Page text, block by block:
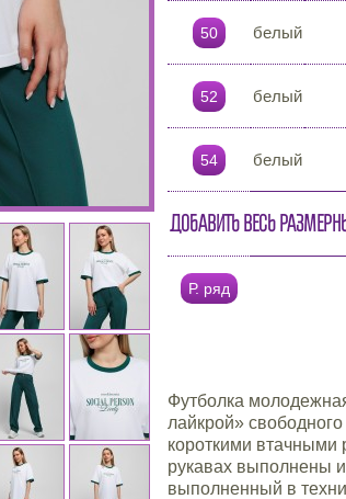
50 белый
52 белый
54 белый
Добавить весь
Р. ряд
Футболка
лайкрой»
короткими
рукавах выполнены
выполненный в